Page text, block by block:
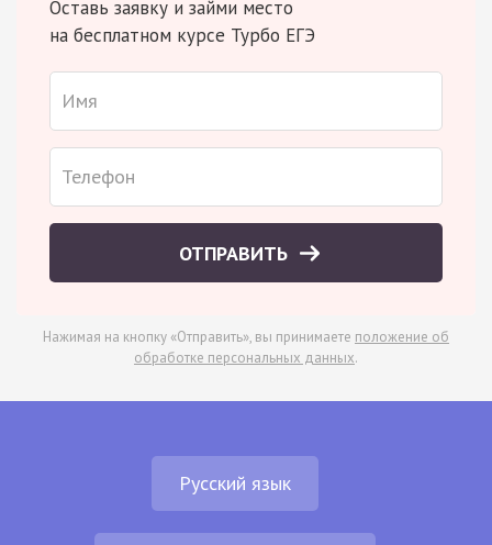
Оставь заявку и займи место
на бесплатном курсе Турбо ЕГЭ
ОТПРАВИТЬ
Нажимая на кнопку «Отправить», вы принимаете положение об
обработке персональных данных.
Русский язык